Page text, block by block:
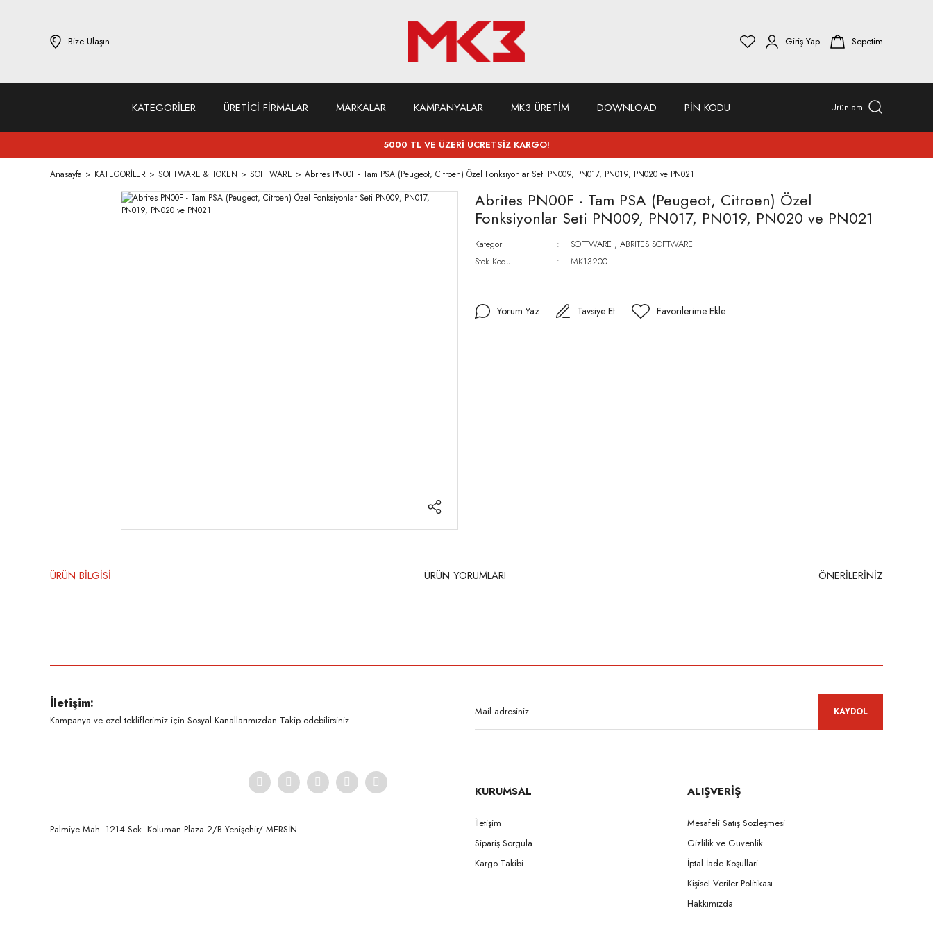
Bize Ulaşın Giriş Yap Sepetim
KATEGORİLER ÜRETİCİ FİRMALAR MARKALAR KAMPANYALAR MK3 ÜRETİM DOWNLOAD PİN KODU Ürün ara
5000 TL VE ÜZERİ ÜCRETSİZ KARGO!
Anasayfa KATEGORİLER SOFTWARE & TOKEN SOFTWARE Abrites PN00F - Tam PSA (Peugeot, Citroen) Özel Fonksiyonlar Seti PN009, PN017, PN019, PN020 ve PN021
Abrites PN00F - Tam PSA (Peugeot, Citroen) Özel
Fonksiyonlar Seti PN009, PN017, PN019, PN020 ve PN021
Kategori SOFTWARE , ABRITES SOFTWARE
Stok Kodu
MK13200
Yorum Yaz Tavsiye Et
ÜRÜN BİLGİSİ ÜRÜN YORUMLARI ÖNERİLERİNİZ
Ürün açıklamasında eksik bilgiler bulunuyor.
Ürün bilgilerinde hatalar bulunuyor.
İletişim:
Kampanya ve özel tekliflerimiz için Sosyal Kanallarımızdan Takip edebilirsiniz
KAYDOL
Palmiye Mah. 1214 Sok. Koluman Plaza 2/B Yenişehir/ MERSİN.ㅤㅤㅤㅤㅤㅤㅤㅤㅤㅤㅤㅤㅤㅤㅤㅤㅤㅤㅤㅤㅤㅤㅤㅤㅤㅤㅤㅤㅤㅤㅤㅤㅤㅤㅤ ㅤㅤㅤㅤㅤㅤㅤㅤㅤㅤ
KURUMSAL
İletişim
Sipariş Sorgula
Kargo Takibi
ALIŞVERİŞ
Mesafeli Satış Sözleşmesi
Gizlilik ve Güvenlik
İptal İade Koşullari
Kişisel Veriler Politikası
Hakkımızda